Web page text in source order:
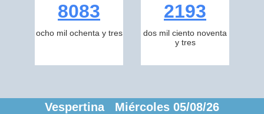
8083
ocho mil ochenta y tres
2193
dos mil ciento noventa
y tres
Vespertina Miércoles 05/08/26